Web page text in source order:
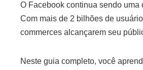
O Facebook continua sendo
Com mais de 2 bilhões de
commerces alcançarem seu
Neste guia completo, você